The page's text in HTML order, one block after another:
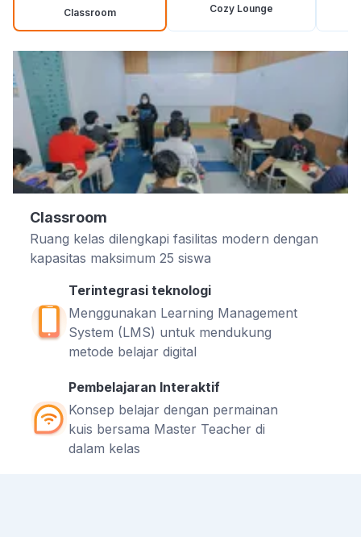
Classroom Cozy Lounge
Classroom
Ruang kelas dilengkapi fasilitas modern dengan
kapasitas maksimum 25 siswa
Terintegrasi teknologi
Menggunakan Learning Management
System (LMS) untuk mendukung
metode belajar digital
Pembelajaran Interaktif
Konsep belajar dengan permainan
kuis bersama Master Teacher di
dalam kelas